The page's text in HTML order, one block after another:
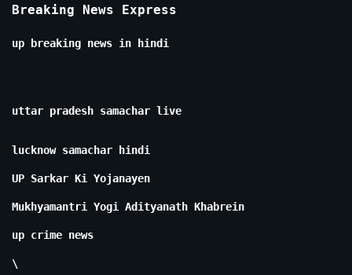
Breaking News Express
up breaking news in hindi
uttar pradesh samachar live
lucknow samachar hindi
UP Sarkar Ki Yojanayen
Mukhyamantri Yogi Adityanath Khabrein
up crime news
\